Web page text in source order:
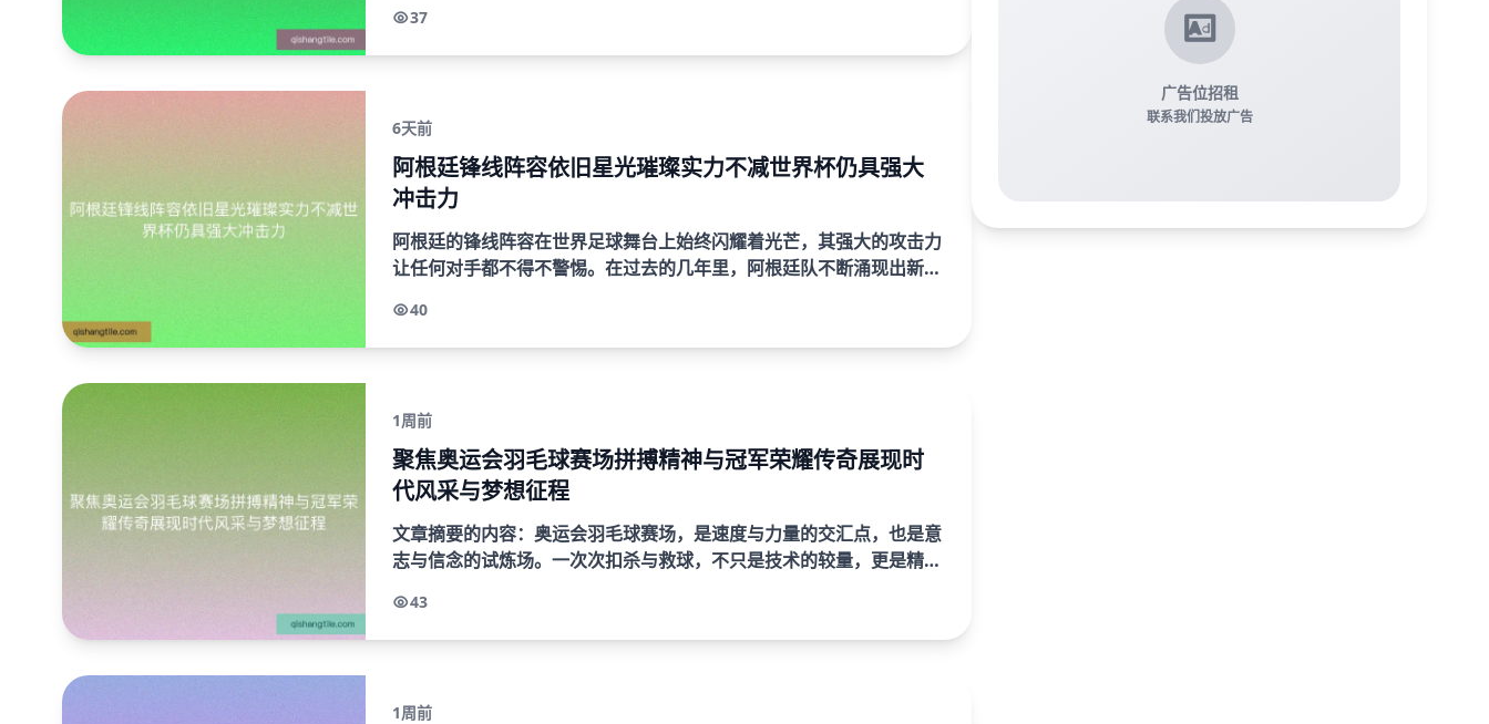
跑者们畅享三...
37
6天前
阿根廷锋线阵容依旧星光璀璨实力不减世界杯仍具强大
冲击力
阿根廷的锋线阵容在世界足球舞台上始终闪耀着光芒，其强大的攻击力
让任何对手都不得不警惕。在过去的几年里，阿根廷队不断涌现出新
有减退。尤其是在...
40
1周前
聚焦奥运会羽毛球赛场拼搏精神与冠军荣耀传奇展现时
代风采与梦想征程
文章摘要的内容：奥运会羽毛球赛场，是速度与力量的交汇点，也是意
志与信念的试炼场。一次次扣杀与救球，不只是技术的较量，更是精神
战，在胜负瞬息之...
43
1周前
广告位招租
联系我们投放广告